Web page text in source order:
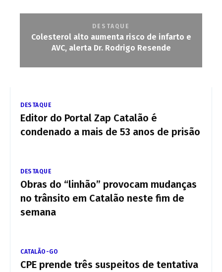
DESTAQUE
Colesterol alto aumenta risco de infarto e
AVC, alerta Dr. Rodrigo Resende
DESTAQUE
Editor do Portal Zap Catalão é
condenado a mais de 53 anos de prisão
DESTAQUE
Obras do “linhão” provocam mudanças
no trânsito em Catalão neste fim de
semana
CATALÃO-GO
CPE prende três suspeitos de tentativa